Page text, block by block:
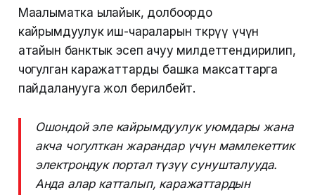
Маалыматка ылайык, долбоордо
кайрымдуулук иш-чараларын өткөрүү үчүн
атайын банктык эсеп ачуу милдеттендирилип,
чогулган каражаттарды башка максаттарга
пайдаланууга жол берилбейт.
Ошондой эле кайрымдуулук уюмдары жана
акча чогулткан жарандар үчүн мамлекеттик
электрондук портал түзүү сунушталууда.
Анда алар катталып, каражаттардын